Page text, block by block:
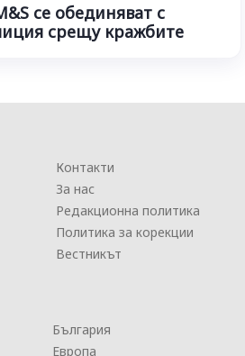
се обединяват с
срещу кражбите
Контакти
За нас
Редакционна политика
Политика за корекции
Вестникът
България
Европа